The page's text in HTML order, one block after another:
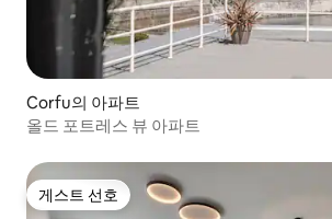
Corfu의 아파트
올드 포트레스 뷰 아파트
게스트 선호
게스트 선호